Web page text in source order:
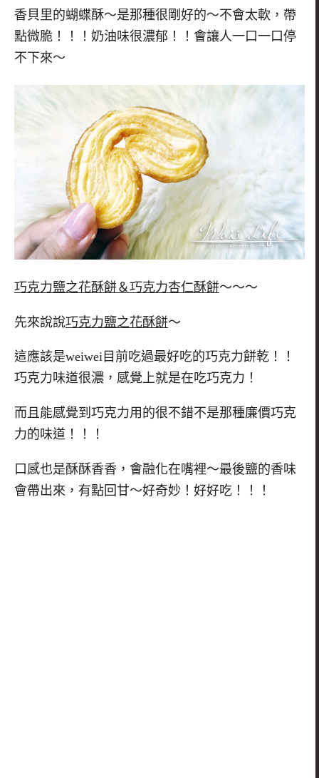
香貝里的蝴蝶酥～是那種很剛好的～不會太軟，帶
點微脆！！！奶油味很濃郁！！會讓人一口一口停
不下來～
巧克力鹽之花酥餅＆巧克力杏仁酥餅～～～
先來說說巧克力鹽之花酥餅～
這應該是weiwei目前吃過最好吃的巧克力餅乾！！
巧克力味道很濃，感覺上就是在吃巧克力！
而且能感覺到巧克力用的很不錯不是那種廉價巧克
力的味道！！！
口感也是酥酥香香，會融化在嘴裡～最後鹽的香味
會帶出來，有點回甘～好奇妙！好好吃！！！